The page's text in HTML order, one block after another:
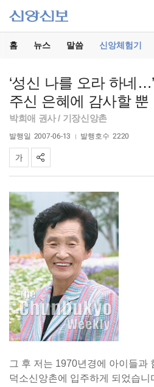
홈 뉴스 말씀 신앙체험기
‘성신 나를 오라 하네
주신 은혜에 감사할 뿐
박희애 권사 / 기장신앙촌
발행일 2007-06-13 발행호수 2220
그 후 저는 1970년경에 아이들과
덕소신앙촌에 입주하게 되었습